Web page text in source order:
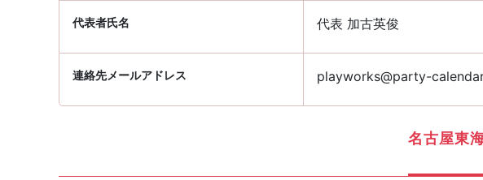
代表者氏名 代表 加古英俊
連絡先メールアドレス playworks@party-
名古屋東